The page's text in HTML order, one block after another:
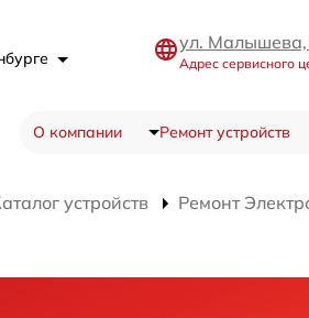
ул. Малышева,
Адрес сервисного
О компании Ремонт устройств
устройств Ремонт